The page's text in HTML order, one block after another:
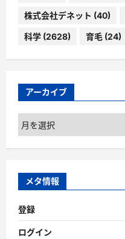
株式会社デネット (40)
科学 (2628) 育毛 (24)
アーカイブ
ア
ー
カ
ブ
メタ情報
登録
ログイン